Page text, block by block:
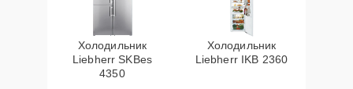
Холодильник
Liebherr SKBes
4350
Холодильник
Liebherr IKB 2360